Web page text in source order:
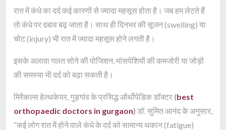
रात में कंधे का दर्द कई कारणों से ज्यादा महसूस होता है। जब हम लेटते हैं
तो कंधे पर दबाव बढ़ जाता है। साथ ही दिनभर की सूजन (swelling) या
चोट (injury) भी रात में ज्यादा महसूस होने लगती है।
इसके अलावा गलत सोने की पोजिशन, मांसपेशियों की कमजोरी या जोड़ों
की समस्या भी दर्द को बढ़ा सकती है।
मिरैकल्स हेल्थकेयर, गुड़गांव के प्रसिद्ध ऑर्थोपेडिक डॉक्टर (best
orthopaedic doctors in gurgaon) डॉ. सुमित आनंद के अनुसार,
“कई लोग रात में होने वाले कंधे के दर्द को सामान्य थकान (fatigue)